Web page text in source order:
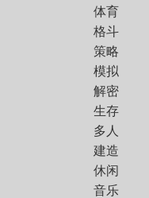
体育
格斗
策略
模拟
解密
生存
多人
建造
休闲
音乐